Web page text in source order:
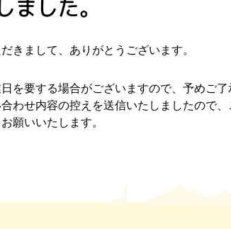
した。
きまして、ありがとうございます。
を要する場合がございますので、予めご
わせ内容の控えを送信いたしましたので
願いいたします。